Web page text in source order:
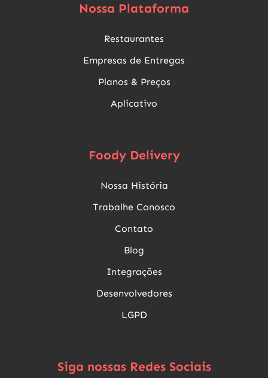
Nossa Plataforma
Restaurantes
Empresas de Entregas
Planos & Preços
Aplicativo
Foody Delivery
Nossa História
Trabalhe Conosco
Contato
Blog
Integrações
Desenvolvedores
LGPD
Siga nossas Redes Sociais